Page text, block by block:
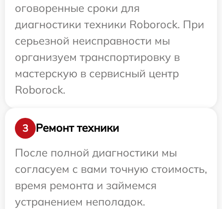
оговоренные сроки для
диагностики техники Roborock. При
серьезной неисправности мы
организуем транспортировку в
мастерскую в сервисный центр
Roborock.
3
Ремонт техники
После полной диагностики мы
согласуем с вами точную стоимость,
время ремонта и займемся
устранением неполадок.